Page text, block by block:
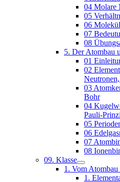
04 Molare
05
06
07
08
5. Der Atombau
01
02
03
Bohr
04
Pauli-
05
06
07
08
09. Klasse
1. Vom
1.